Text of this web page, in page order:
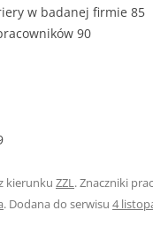
w badanej firmie 85
90
kierunku ZZL. Znaczniki
. Dodana do serwisu 4